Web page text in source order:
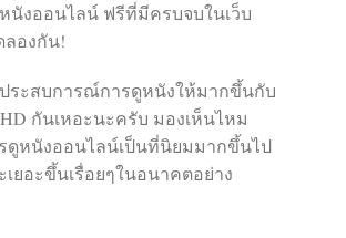
หนังออนไลน์ ฟรีที่มีครบจบในเว็บ
ลองกัน!
ประสบการณ์การดูหนังให้มากขึ้นกับ
กันเหอะนะครับ มองเห็นไหม
ดูหนังออนไลน์เป็นที่นิยมมากขึ้นไป
เยอะขึ้นเรื่อยๆในอนาคตอย่าง